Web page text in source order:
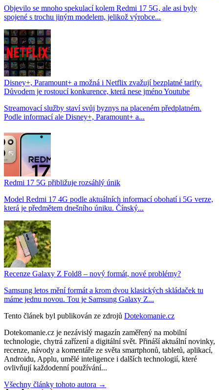
Objevilo se mnoho spekulací kolem Redmi 17 5G, ale asi byly
spojené s trochu jiným modelem, jelikož výrobce...
Disney+, Paramount+ a možná i Netflix zvažují bezplatné tarify.
Důvodem je rostoucí konkurence, která nese jméno Youtube
Streamovací služby staví svůj byznys na placeném předplatném.
Podle informací ale Disney+, Paramount+ a...
Redmi 17 5G přibližuje rozsáhlý únik
Model Redmi 17 4G podle aktuálních informací obohatí i 5G verze,
která je předmětem dnešního úniku. Čínský...
Recenze Galaxy Z Fold8 – nový formát, nové problémy?
Samsung letos mění formát a krom dvou klasických skládaček tu
máme jednu novou. Tou je Samsung Galaxy Z...
Tento článek byl publikován ze zdrojů Dotekomanie.cz
Dotekomanie.cz je nezávislý magazín zaměřený na mobilní
technologie, chytrá zařízení a digitální svět. Přináší aktuální novinky,
recenze, návody a komentáře ze světa smartphonů, tabletů, aplikací,
Androidu, Applu, umělé inteligence i dalších technologií, které
ovlivňují každodenní používání...
Všechny články tohoto autora →